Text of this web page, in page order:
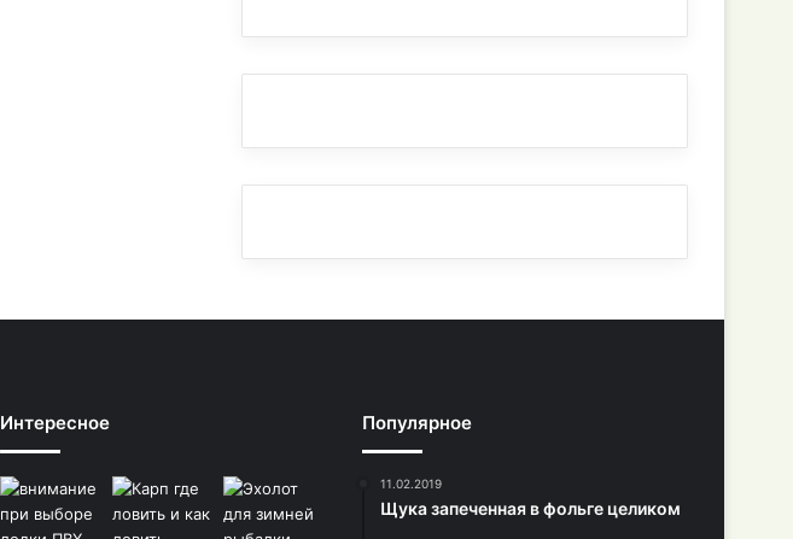
Интересное Популярное
11.02.2019
Щука запеченная в фольге целиком